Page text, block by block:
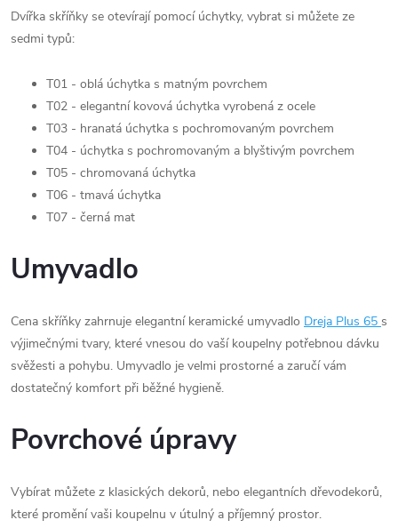
Dvířka skříňky se otevírají pomocí úchytky, vybrat si můžete ze
sedmi typů:
T01 - oblá úchytka s matným povrchem
T02 - elegantní kovová úchytka vyrobená z ocele
T03 - hranatá úchytka s pochromovaným povrchem
T04 - úchytka s pochromovaným a blyštivým povrchem
T05 - chromovaná úchytka
T06 - tmavá úchytka
T07 - černá mat
Umyvadlo
Cena skříňky zahrnuje elegantní keramické umyvadlo Dreja Plus 65 s
výjimečnými tvary, které vnesou do vaší koupelny potřebnou dávku
svěžesti a pohybu. Umyvadlo je velmi prostorné a zaručí vám
dostatečný komfort při běžné hygieně.
Povrchové úpravy
Vybírat můžete z klasických dekorů, nebo elegantních dřevodekorů,
které promění vaši koupelnu v útulný a příjemný prostor.